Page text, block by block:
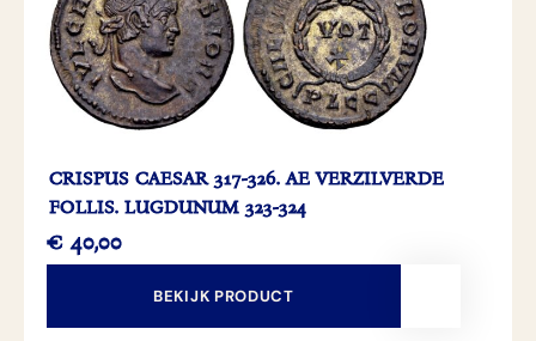
CRISPUS CAESAR 317-326. AE VERZILVERDE
FOLLIS. LUGDUNUM 323-324
€ 40,00
BEKIJK PRODUCT